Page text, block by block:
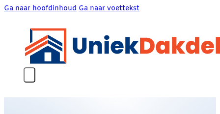
Ga naar hoofdinhoud Ga naar voettekst